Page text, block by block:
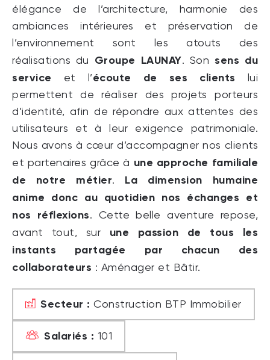
élégance de l’architecture, harmonie des
ambiances intérieures et préservation de
l’environnement sont les atouts des
réalisations du Groupe LAUNAY. Son sens du
service et l’écoute de ses clients lui
permettent de réaliser des projets porteurs
d’identité, afin de répondre aux attentes des
utilisateurs et à leur exigence patrimoniale.
Nous avons à cœur d’accompagner nos clients
et partenaires grâce à une approche familiale
de notre métier. La dimension humaine
anime donc au quotidien nos échanges et
nos réflexions. Cette belle aventure repose,
avant tout, sur une passion de tous les
instants partagée par chacun des
collaborateurs : Aménager et Bâtir.
Secteur : Construction BTP Immobilier
Salariés : 101